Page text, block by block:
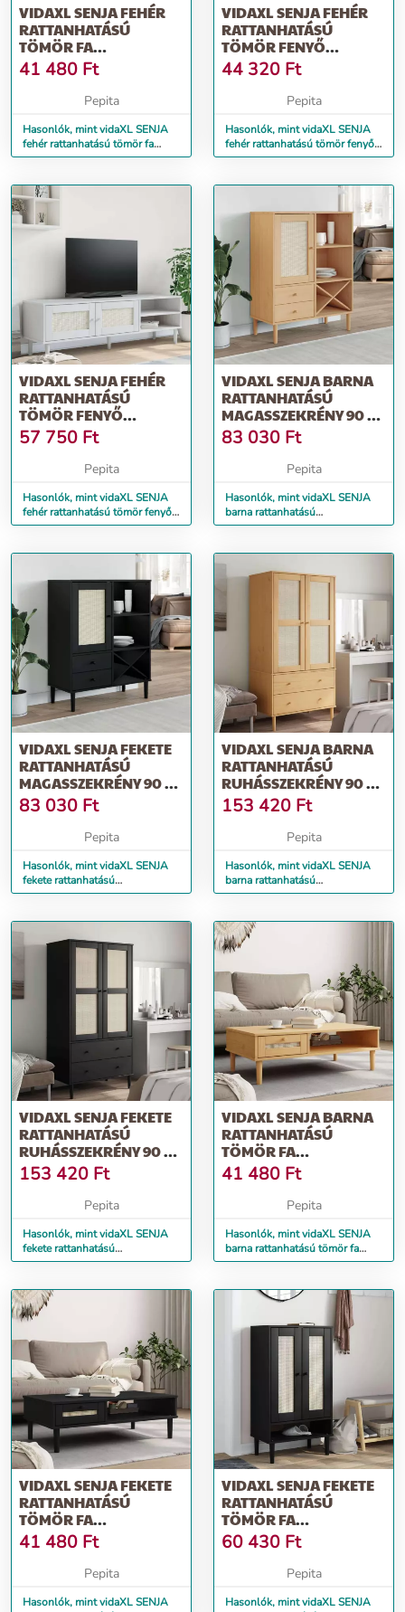
VIDAXL SENJA FEHÉR
RATTANHATÁSÚ
TÖMÖR FA
DOHÁNYZÓASZTAL
100X55X33 CM
41 480 Ft
Pepita
Hasonlók, mint vidaXL SENJA
fehér rattanhatású tömör fa
dohányzóasztal 100x55x33 cm
VIDAXL SENJA FEHÉR
RATTANHATÁSÚ
TÖMÖR FENYŐ
TÉVÉSZEKRÉNY
112X40X80 CM
44 320 Ft
Pepita
Hasonlók, mint vidaXL SENJA
fehér rattanhatású tömör fenyő
tévészekrény 112x40x80 cm
VIDAXL SENJA FEHÉR
RATTANHATÁSÚ
TÖMÖR FENYŐ
TÉVÉSZEKRÉNY
158X40X80 CM
57 750 Ft
Pepita
Hasonlók, mint vidaXL SENJA
fehér rattanhatású tömör fenyő
tévészekrény 158x40x80 cm
VIDAXL SENJA BARNA
RATTANHATÁSÚ
MAGASSZEKRÉNY 90 X
40 X 112 CM
83 030 Ft
Pepita
Hasonlók, mint vidaXL SENJA
barna rattanhatású
magasszekrény 90 x 40 x 112
VIDAXL SENJA FEKETE
RATTANHATÁSÚ
MAGASSZEKRÉNY 90 X
40 X 112 CM
83 030 Ft
Pepita
Hasonlók, mint vidaXL SENJA
fekete rattanhatású
magasszekrény 90 x 40 x 112
VIDAXL SENJA BARNA
RATTANHATÁSÚ
RUHÁSSZEKRÉNY 90 X
55 X 175 CM
153 420 Ft
Pepita
Hasonlók, mint vidaXL SENJA
barna rattanhatású
ruhásszekrény 90 x 55 x 175 cm
VIDAXL SENJA FEKETE
RATTANHATÁSÚ
RUHÁSSZEKRÉNY 90 X
55 X 175 CM
153 420 Ft
Pepita
Hasonlók, mint vidaXL SENJA
fekete rattanhatású
ruhásszekrény 90 x 55 x 175 cm
VIDAXL SENJA BARNA
RATTANHATÁSÚ
TÖMÖR FA
DOHÁNYZÓASZTAL
100X55X33 CM
41 480 Ft
Pepita
Hasonlók, mint vidaXL SENJA
barna rattanhatású tömör fa
dohányzóasztal 100x55x33 cm
VIDAXL SENJA FEKETE
RATTANHATÁSÚ
TÖMÖR FA
DOHÁNYZÓASZTAL
100X55X33 CM
41 480 Ft
Pepita
Hasonlók, mint vidaXL SENJA
VIDAXL SENJA FEKETE
RATTANHATÁSÚ
TÖMÖR FA
CIPŐSZEKRÉNY
59,5X35X107 CM
60 430 Ft
Pepita
Hasonlók, mint vidaXL SENJA